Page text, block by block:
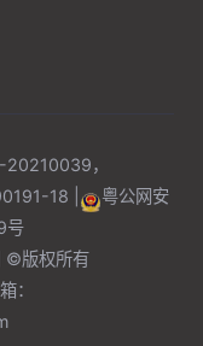
，
18
粤公网安
号
©版权所有
：